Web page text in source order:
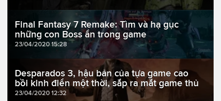
Final Fantasy 7 Remake: Tìm và hạ gục
những con Boss ẩn trong game
23/04/2020 15:28
Desparados 3, hậu bản của tựa game cao
bồi kinh điển một thời, sắp ra mắt game thủ
23/04/2020 12:32